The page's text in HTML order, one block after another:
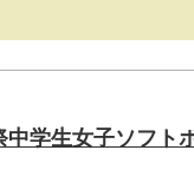
学生女子ソフト